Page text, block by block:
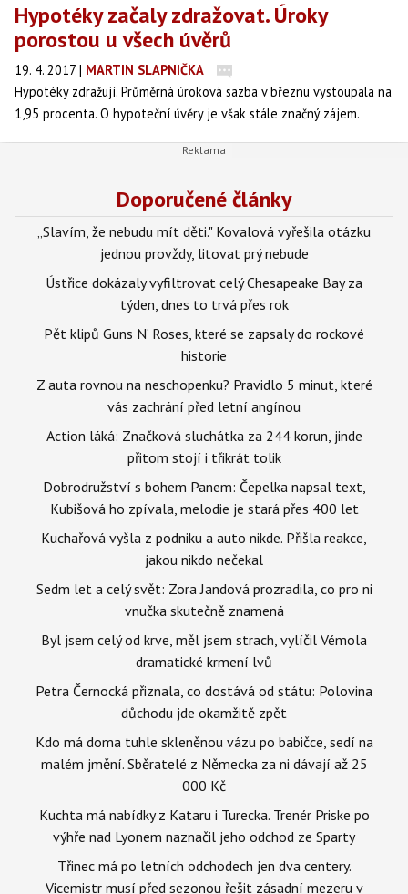
Hypotéky začaly zdražovat. Úroky
porostou u všech úvěrů
19. 4. 2017 | MARTIN SLAPNIČKA
Hypotéky zdražují. Průměrná úroková sazba v březnu vystoupala na
1,95 procenta. O hypoteční úvěry je však stále značný zájem.
porostou. Navíc si ČNB připravuje půdu pro další zpřísnění
Doporučené články
„Slavím, že nebudu mít děti." Kovalová vyřešila otázku
jednou provždy, litovat prý nebude
Ústřice dokázaly vyfiltrovat celý Chesapeake Bay za
týden, dnes to trvá přes rok
Pět klipů Guns N‘ Roses, které se zapsaly do rockové
historie
Z auta rovnou na neschopenku? Pravidlo 5 minut, které
vás zachrání před letní angínou
Action láká: Značková sluchátka za 244 korun, jinde
přitom stojí i třikrát tolik
Dobrodružství s bohem Panem: Čepelka napsal text,
Kubišová ho zpívala, melodie je stará přes 400 let
Kuchařová vyšla z podniku a auto nikde. Přišla reakce,
jakou nikdo nečekal
Sedm let a celý svět: Zora Jandová prozradila, co pro ni
vnučka skutečně znamená
Byl jsem celý od krve, měl jsem strach, vylíčil Vémola
dramatické krmení lvů
Petra Černocká přiznala, co dostává od státu: Polovina
důchodu jde okamžitě zpět
Kdo má doma tuhle skleněnou vázu po babičce, sedí na
malém jmění. Sběratelé z Německa za ni dávají až 25
000 Kč
Kuchta má nabídky z Kataru i Turecka. Trenér Priske po
výhře nad Lyonem naznačil jeho odchod ze Sparty
Třinec má po letních odchodech jen dva centery.
Vicemistr musí před sezonou řešit zásadní mezeru v